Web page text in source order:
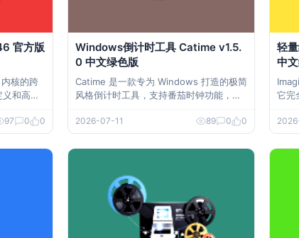
官方版
核的跨
和高效
能，适
效率爱好
97 0 0
Windows倒计时工具 Catime v1.5.
0 中文绿色版
Catime 是一款专为 Windows 打造的极简
风格倒计时工具，支持番茄时钟功能，拥
间设置灵活，界面大小位置可自由调整，
满足学习、工作、生活中的各类计时需
求。 下载地址 Windows倒计时工具 Cati
2026-07-11 89 0 0
轻
中
它完
它提
转换
画、